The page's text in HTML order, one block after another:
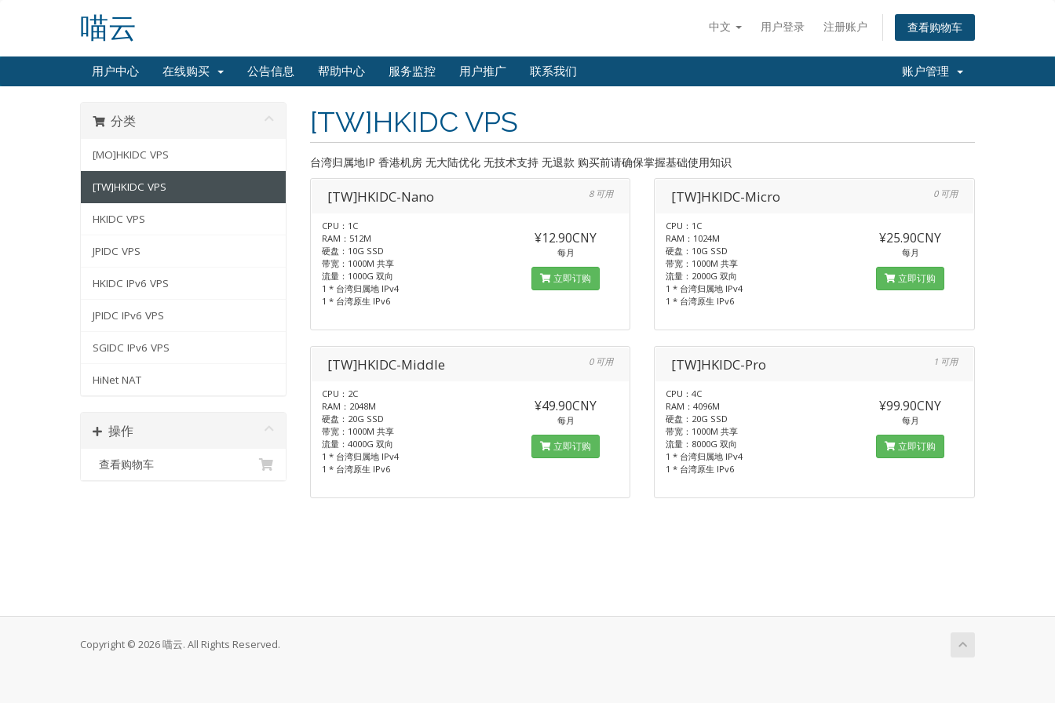
中文 用户登录 注册账户 查看购物车
喵云
用户中心 在线购买 公告信息 帮助中心 服务监控 用户推广 联系我们 账户管理
分类
[MO]HKIDC VPS
[TW]HKIDC VPS
HKIDC VPS
JPIDC VPS
HKIDC IPv6 VPS
JPIDC IPv6 VPS
SGIDC IPv6 VPS
HiNet NAT
操作
查看购物车
[TW]HKIDC VPS
台湾归属地IP 香港机房 无大陆优化 无技术支持 无退款 购买前请确保掌握基础使用知识
[TW]HKIDC-Nano 8 可用
CPU：1C
RAM：512M
硬盘：10G SSD
带宽：1000M 共享
流量：1000G 双向
1 * 台湾归属地 IPv4
1 * 台湾原生 IPv6
¥12.90CNY
每月
立即订购
[TW]HKIDC-Micro 0 可用
CPU：1C
RAM：1024M
硬盘：10G SSD
带宽：1000M 共享
流量：2000G 双向
1 * 台湾归属地 IPv4
1 * 台湾原生 IPv6
¥25.90CNY
每月
立即订购
[TW]HKIDC-Middle 0 可用
CPU：2C
RAM：2048M
硬盘：20G SSD
带宽：1000M 共享
流量：4000G 双向
1 * 台湾归属地 IPv4
1 * 台湾原生 IPv6
¥49.90CNY
每月
立即订购
[TW]HKIDC-Pro 1 可用
CPU：4C
RAM：4096M
硬盘：20G SSD
带宽：1000M 共享
流量：8000G 双向
1 * 台湾归属地 IPv4
1 * 台湾原生 IPv6
¥99.90CNY
每月
立即订购
Copyright © 2026 喵云. All Rights Reserved.